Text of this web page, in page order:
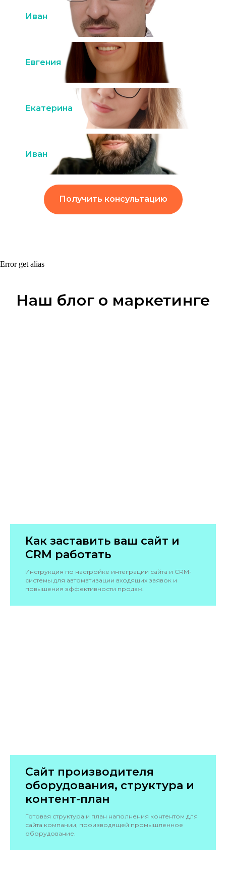
Иван
Евгения
Екатерина
Иван
Получить консультацию
Error get alias
Наш блог о маркетинге
Как заставить ваш сайт и
CRM работать
Инструкция по настройке интеграции сайта и CRM-
системы для автоматизации входящих заявок и
повышения эффективности продаж.
Сайт производителя
оборудования, структура и
контент-план
Готовая структура и план наполнения контентом для
сайта компании, производящей промышленное
оборудование.